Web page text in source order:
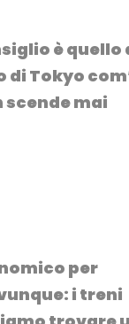
è quello
di Tokyo
scende mai
per
i treni